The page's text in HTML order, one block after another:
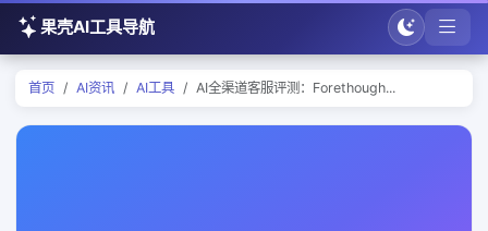
果壳AI工具导航
首页 AI资讯 AI工具 AI全渠道客服评测：Forethough...